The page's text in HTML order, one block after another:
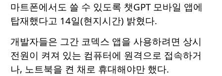
마트폰에서도 쓸 수 있도록 챗GPT 모바일 앱에
탑재했다고 14일(현지시간) 밝혔다.
개발자들은 그간 코덱스 앱을 사용하려면 상시
전원이 켜져 있는 컴퓨터에 원격으로 접속하거
나, 노트북을 켠 채로 휴대해야만 했다.